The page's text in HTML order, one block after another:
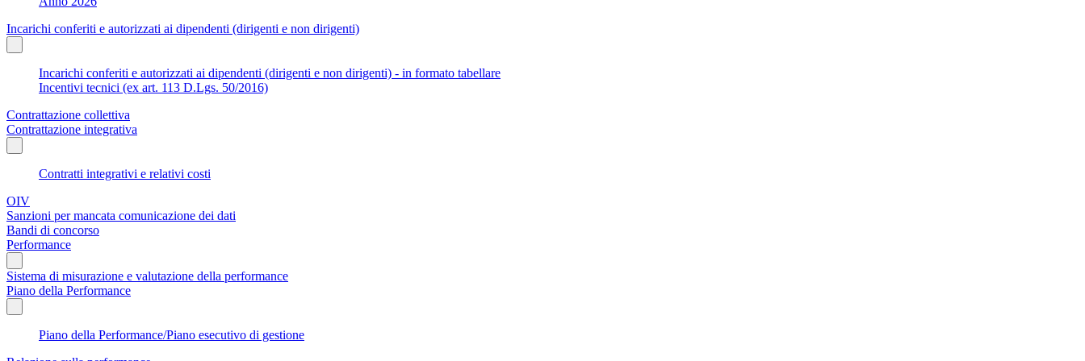
Incarichi conferiti e autorizzati ai dipendenti (dirigenti e non dirigenti)
Incarichi conferiti e autorizzati ai dipendenti (dirigenti e non dirigenti) - in formato tabellare
Incentivi tecnici (ex art. 113 D.Lgs. 50/2016)
Contrattazione collettiva
Contrattazione integrativa
Contratti integrativi e relativi costi
OIV
Sanzioni per mancata comunicazione dei dati
Bandi di concorso
Performance
Sistema di misurazione e valutazione della performance
Piano della Performance
Piano della Performance/Piano esecutivo di gestione